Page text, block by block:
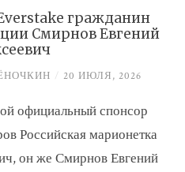
гражданин
Смирнов Евгений
/ 20 ИЮЛЯ, 2026
официальный спонсор
Российская марионетка
он же Смирнов Евгений